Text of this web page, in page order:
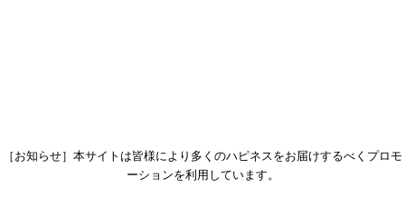
［お知らせ］本サイトは皆様により多くのハピネスをお届けするべくプロモ
ーションを利用しています。